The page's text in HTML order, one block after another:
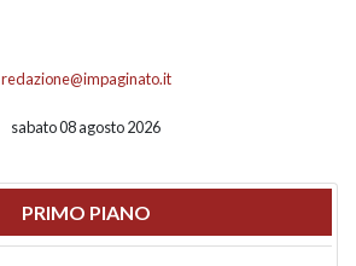
redazione@impaginato.it
sabato 08 agosto 2026
PRIMO PIANO